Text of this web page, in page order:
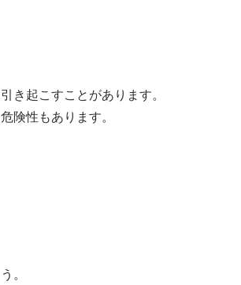
き起こすことがあります。
険性もあります。
。